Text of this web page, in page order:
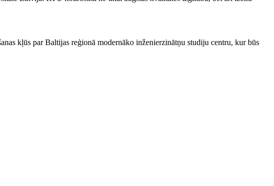
kļūs par Baltijas reģionā modernāko inženierzinātņu studiju centru, kur būs